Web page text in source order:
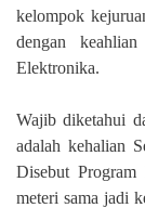
kelompok
dengan
Elektronika.
Wajib diketahui
adalah kehalian
Disebut
meteri sama jadi